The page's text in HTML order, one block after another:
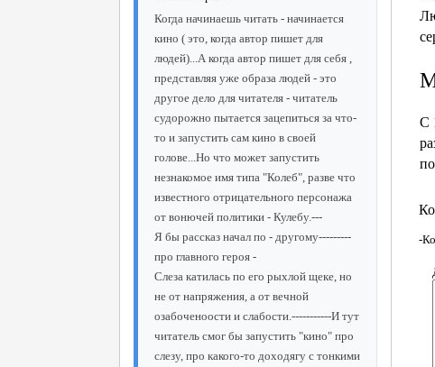
Когда начинаешь читать - начинается
кино ( это, когда автор пишет для
людей)...А когда автор пишет для себя ,
представляя уже образа людей - это
другое дело для читателя - читатель
судорожно пытается зацепиться за что-
то и запустить сам кино в своей
голове...Но что может запустить
незнакомое имя типа "Колеб", разве что
известного отрицательного персонажа
от вонючей политики - Кулебу.---
Я бы рассказ начал по - другому---------
про главного героя -
Слеза катилась по его рыхлой щеке, но
не от напряжения, а от вечной
озабоченоости и слабости.-----------И тут
читатель смог бы запустить "кино" про
слезу, про какого-то доходягу с тонкими
С
-